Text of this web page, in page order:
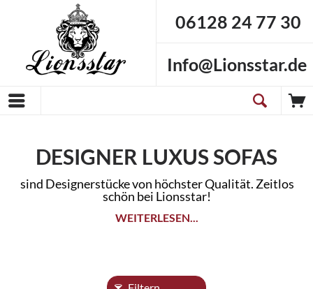
06128 24 77 30
Info@Lionsstar.de
DESIGNER LUXUS SOFAS
sind Designerstücke von höchster Qualität. Zeitlos
schön bei Lionsstar!
WEITERLESEN...